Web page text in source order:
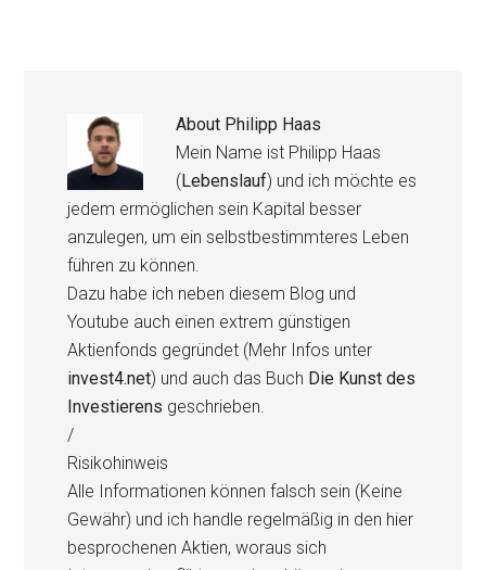
About Philipp Haas
Mein Name ist Philipp Haas
(Lebenslauf) und ich möchte es
jedem ermöglichen sein Kapital besser
anzulegen, um ein selbstbestimmteres Leben
führen zu können.
Dazu habe ich neben diesem Blog und
Youtube auch einen extrem günstigen
Aktienfonds gegründet (Mehr Infos unter
invest4.net) und auch das Buch Die Kunst des
Investierens geschrieben.
/
Risikohinweis
Alle Informationen können falsch sein (Keine
Gewähr) und ich handle regelmäßig in den hier
besprochenen Aktien, woraus sich